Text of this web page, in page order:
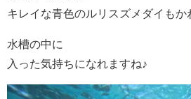
キレイな青色のルリスズメダイも
水槽の中に
入った気持ちになれますね♪